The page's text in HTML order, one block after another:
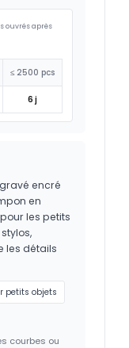
ouvrés après
≤ 2500 pcs
6 j
encré
en
les petits
les détails
petits objets
courbes ou